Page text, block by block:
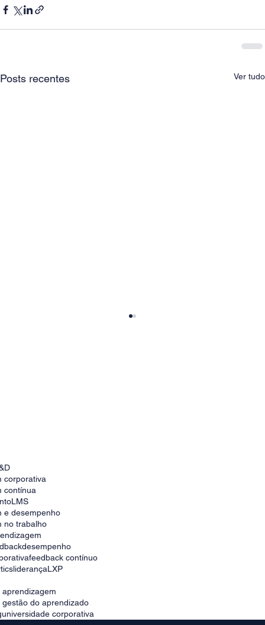
Posts recentes Ver tudo
corporativa
contínua
LMS
e desempenho
no trabalho
desempenho
feedback contínuo
liderançaLXP
do aprendizado
universidade corporativa